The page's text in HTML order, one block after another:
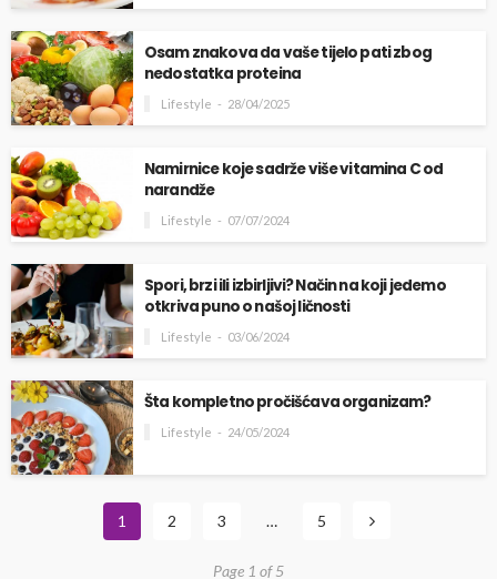
Osam znakova da vaše tijelo pati zbog
nedostatka proteina
Lifestyle 28/04/2025
Namirnice koje sadrže više vitamina C od
narandže
Lifestyle 07/07/2024
Spori, brzi ili izbirljivi? Način na koji jedemo
otkriva puno o našoj ličnosti
Lifestyle 03/06/2024
Šta kompletno pročišćava organizam?
Lifestyle 24/05/2024
1 2 3 … 5
Page 1 of 5